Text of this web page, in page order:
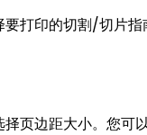
打印的切割/切片
页边距大小。您可